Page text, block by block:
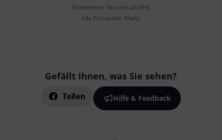
Kostenloser Versand ab 29 €
Alle Preise inkl. MwSt.
Gefällt Ihnen, was Sie sehen?
Teilen Hilfe & Feedback